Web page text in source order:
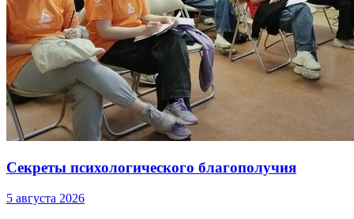
Секреты психологического благополучия
5 августа 2026